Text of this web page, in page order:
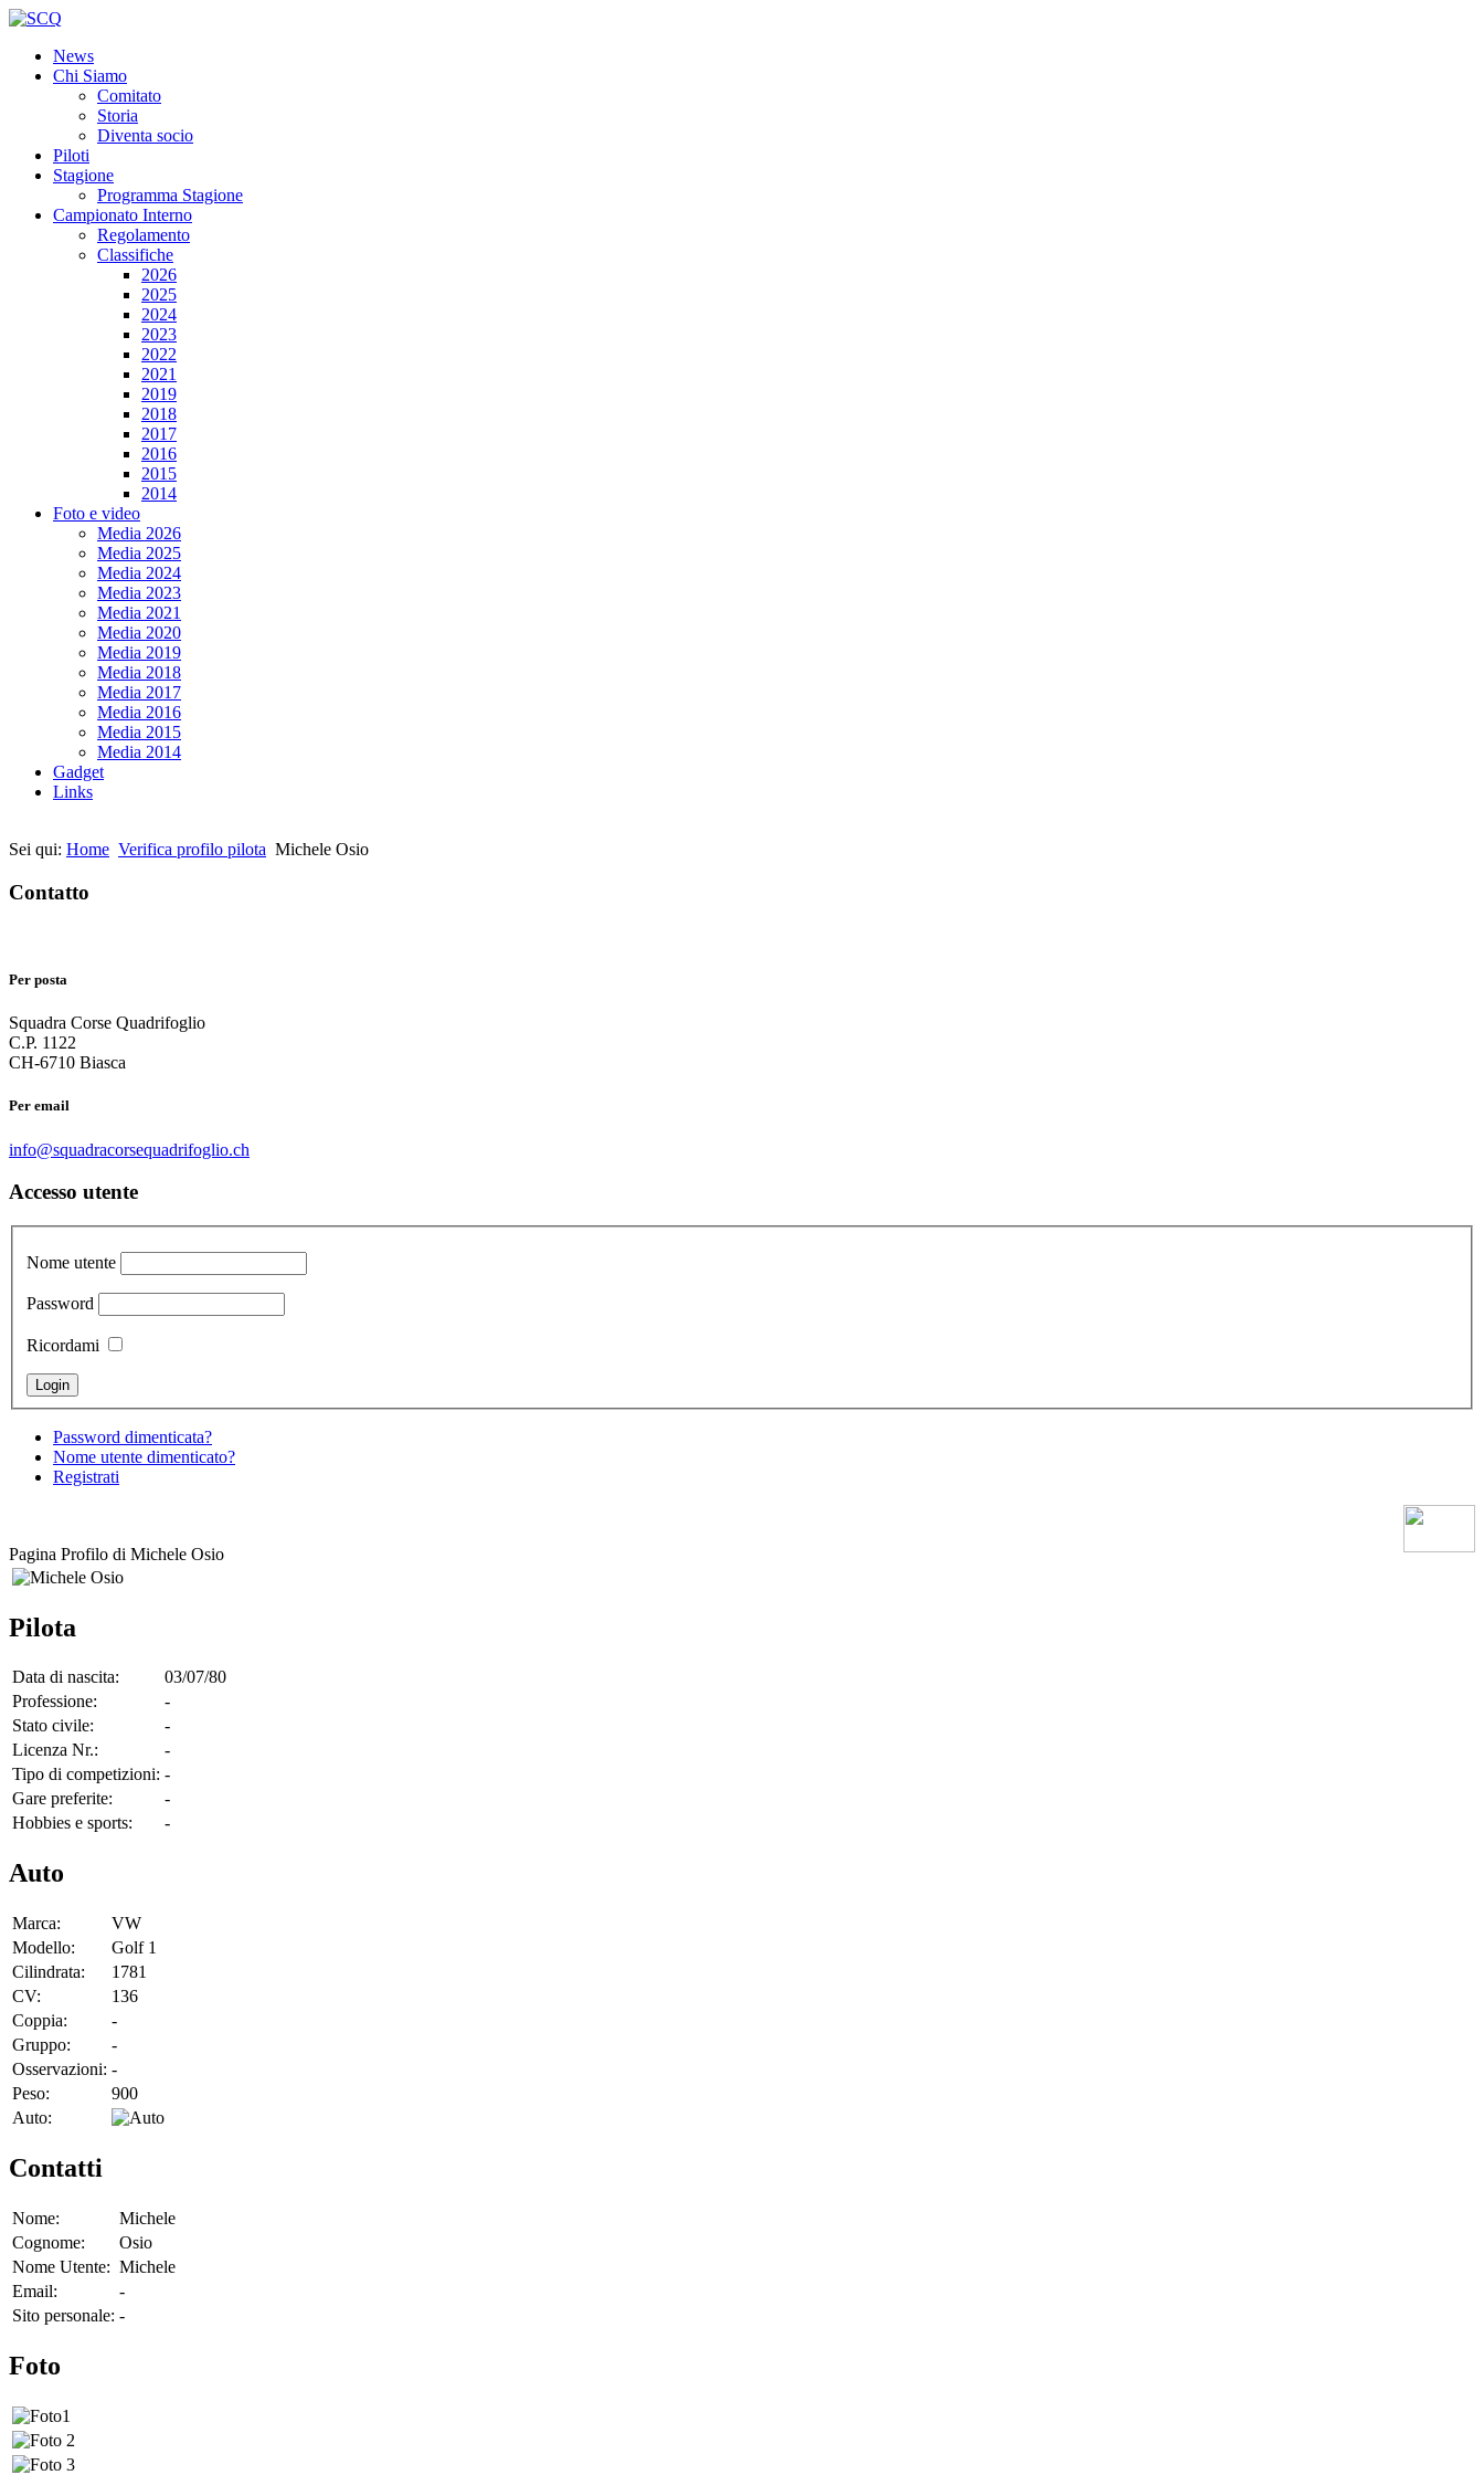
News
Chi Siamo
Comitato
Storia
Diventa socio
Piloti
Stagione
Programma Stagione
Campionato Interno
Regolamento
Classifiche
2026
2025
2024
2023
2022
2021
2019
2018
2017
2016
2015
2014
Foto e video
Media 2026
Media 2025
Media 2024
Media 2023
Media 2021
Media 2020
Media 2019
Media 2018
Media 2017
Media 2016
Media 2015
Media 2014
Gadget
Links
Sei qui: Home Verifica profilo pilota Michele Osio
Contatto
Per posta
Squadra Corse Quadrifoglio
C.P. 1122
CH-6710 Biasca
Per email
info@squadracorsequadrifoglio.ch
Accesso utente
Nome utente
Password
Ricordami
Password dimenticata?
Nome utente dimenticato?
Registrati
Pagina Profilo di Michele Osio
Pilota
Data di nascita:
03/07/80
Professione:
-
Stato civile:
-
Licenza Nr.:
-
Tipo di competizioni: -
Gare preferite:
-
Hobbies e sports:
-
Auto
Marca:
VW
Modello:
Golf 1
Cilindrata:
1781
CV:
136
Coppia:
-
Gruppo:
-
Osservazioni: -
Peso:
900
Auto:
Contatti
Nome:
Michele
Cognome:
Osio
Nome Utente: Michele
Email:
-
Sito personale: -
Foto